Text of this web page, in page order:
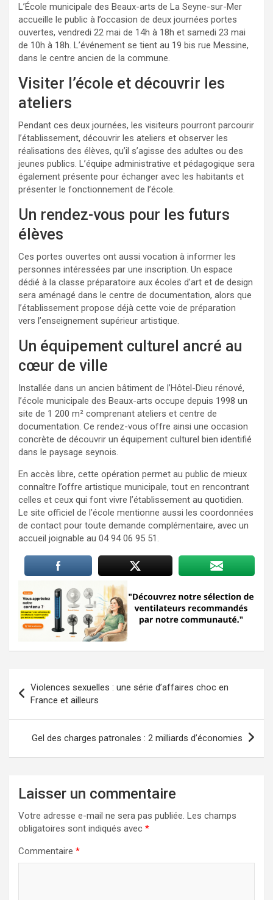
L’École municipale des Beaux-arts de La Seyne-sur-Mer
accueille le public à l’occasion de deux journées portes
ouvertes, vendredi 22 mai de 14h à 18h et samedi 23 mai
de 10h à 18h. L’événement se tient au 19 bis rue Messine,
dans le centre ancien de la commune.
Visiter l’école et découvrir les
ateliers
Pendant ces deux journées, les visiteurs pourront parcourir
l’établissement, découvrir les ateliers et observer les
réalisations des élèves, qu’il s’agisse des adultes ou des
jeunes publics. L’équipe administrative et pédagogique sera
également présente pour échanger avec les habitants et
présenter le fonctionnement de l’école.
Un rendez-vous pour les futurs
élèves
Ces portes ouvertes ont aussi vocation à informer les
personnes intéressées par une inscription. Un espace
dédié à la classe préparatoire aux écoles d’art et de design
sera aménagé dans le centre de documentation, alors que
l’établissement propose déjà cette voie de préparation
vers l’enseignement supérieur artistique.
Un équipement culturel ancré au
cœur de ville
Installée dans un ancien bâtiment de l’Hôtel-Dieu rénové,
l’école municipale des Beaux-arts occupe depuis 1998 un
site de 1 200 m² comprenant ateliers et centre de
documentation. Ce rendez-vous offre ainsi une occasion
concrète de découvrir un équipement culturel bien identifié
dans le paysage seynois.
En accès libre, cette opération permet au public de mieux
connaître l’offre artistique municipale, tout en rencontrant
celles et ceux qui font vivre l’établissement au quotidien.
Le site officiel de l’école mentionne aussi les coordonnées
de contact pour toute demande complémentaire, avec un
accueil joignable au 04 94 06 95 51.
de
l’article
Violences sexuelles : une série d’affaires choc en
France et ailleurs
Gel des charges patronales : 2 milliards d’économies
Laisser un commentaire
Votre adresse e-mail ne sera pas publiée. Les champs
obligatoires sont indiqués avec *
Commentaire *